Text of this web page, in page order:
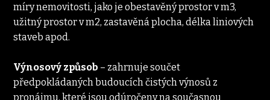
míry nemovitosti, jako je obestavěný prostor v m3,
užitný prostor v m2, zastavěná plocha, délka liniových
staveb apod.
Výnosový způsob – zahrnuje součet
předpokládaných budoucích čistých výnosů z
pronájmu, které jsou odúročeny na současnou